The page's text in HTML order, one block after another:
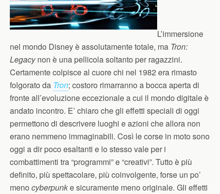
L’immersione
nel mondo Disney è assolutamente totale, ma Tron:
Legacynon è una pellicola soltanto per ragazzini.
Certamente colpisce al cuore chi nel 1982 era rimasto
folgorato da Tron; costoro rimarranno a bocca aperta di
fronte all’evoluzione eccezionale a cui il mondo digitale è
andato incontro. E’ chiaro che gli effetti speciali di oggi
permettono di descrivere luoghi e azioni che allora non
erano nemmeno immaginabili. Così le corse in moto sono
oggi a dir poco esaltanti e lo stesso vale per i
combattimenti tra “programmi” e “creativi”. Tutto è più
definito, più spettacolare, più coinvolgente, forse un po’
meno cyberpunke sicuramente meno originale. Gli effetti